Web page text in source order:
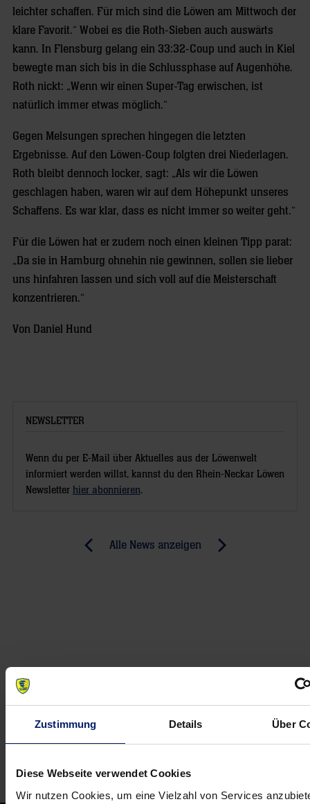
Zustimmung Details Über
Diese Webseite verwendet Cookies
Wir nutzen Cookies, um eine Vielzahl von Services
leichter schaffen. Für mich sind die Löwen am Mittwoch der
klare Favorit.“ Wobei es die Roth-Sieben auch auswärts
kann. In Flensburg gelang ein 33:32-Coup und auch in Kiel
bewegte man sich bis in die Schlussphase auf Augenhöhe.
Roth nickt: „Wenn wir einen Super-Tag erwischen, ist
natürlich immer etwas möglich.“
Gegen Melsungen sprechen hingegen die letzten
Ergebnisse. Auf den Löwen-Coup folgten drei Niederlagen.
Roth bleibt dennoch locker, sagt: „Als wir die Löwen
geschlagen haben, waren wir auf dem Höhepunkt unseres
Schaffens. Es war klar, dass es nicht immer so weiter geht.“
Für die Löwen hat er zudem noch einen kleinen Tipp parat:
„Da sie in Hamburg ohnehin nie gewinnen, sollen sie lieber
uns hinfahren lassen und sich voll auf die Meisterschaft
konzentrieren.“
Von Daniel Hund
NEWSLETTER
Wenn du per E-Mail über Aktuelles aus der Löwenwelt
informiert werden willst, kannst du den Rhein-Neckar Löwen
Newsletter hier abonnieren.
zum
Final
Four
Alle News anzeigen
Tore